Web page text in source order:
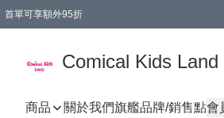
首單可享額外95折
Comical Kids Land
商品 關於我們旗艦品牌/銷售點會